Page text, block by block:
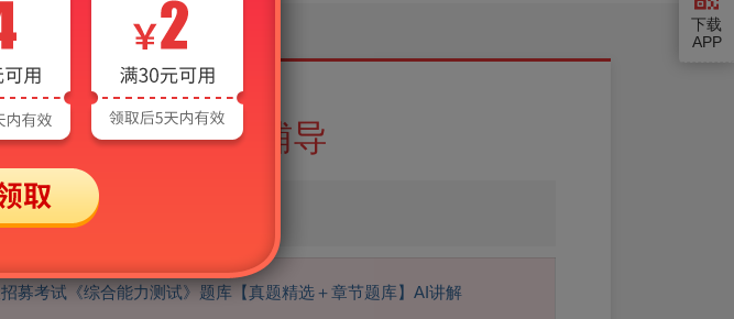
”选拔招募考试辅导
募考试《综合能力测试》题库【真题精选＋章节题库】AI讲解
下载
APP